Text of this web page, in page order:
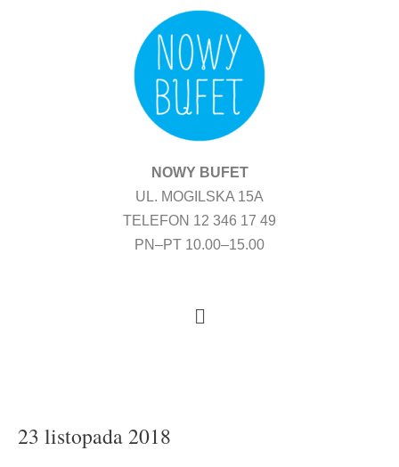
NOWY BUFET
UL. MOGILSKA 15A
TELEFON 12 346 17 49
PN–PT 10.00–15.00
Menu
23 listopada 2018